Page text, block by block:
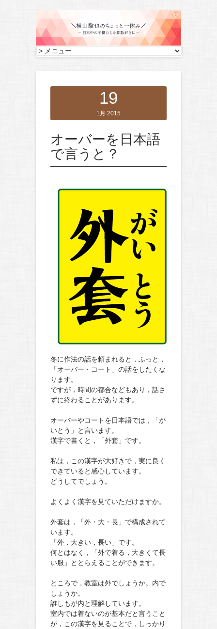
19
1月 2015
オーバーを日本語
で言うと？
冬に作法の話を頼まれると，ふっと，
「オーバー・コート」の話をしたくな
ります。
ですが，時間の都合などもあり，話さ
ずに終わることがあります。
オーバーやコートを日本語では，「が
いとう」と言います。
漢字で書くと，「外套」です。
私は，この漢字が大好きで，実に良く
できていると感心しています。
どうしてでしょう。
よくよく漢字を見ていただけますか。
外套は，「外・大・長」で構成されて
います。
「外，大きい，長い」です。
何とはなく，「外で着る，大きくて長
い服」ととらえることができます。
ところで，教室は外でしょうか。内で
しょうか。
誰しもが内と理解しています。
室内では着ないのが基本だと言うこと
が，この漢字を見ることで，しっかり